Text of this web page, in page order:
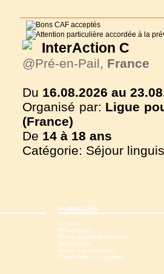
InterAction C
@Pré-en-Pail, France
Du 16.08.2026 au
Organisé par: Ligue
(France)
De 14 à 18 ans
Catégorie: Séjour
RUBRIQUES
Accueil
Présentation
Offres de dernière minute
Rechercher
Accès organisateurs
Commander un numéro